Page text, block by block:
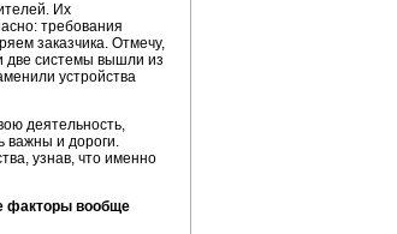
Их
требования
заказчика. Отмечу,
две системы вышли из
устройства
деятельность,
важны и дороги.
узнав, что именно
факторы вообще